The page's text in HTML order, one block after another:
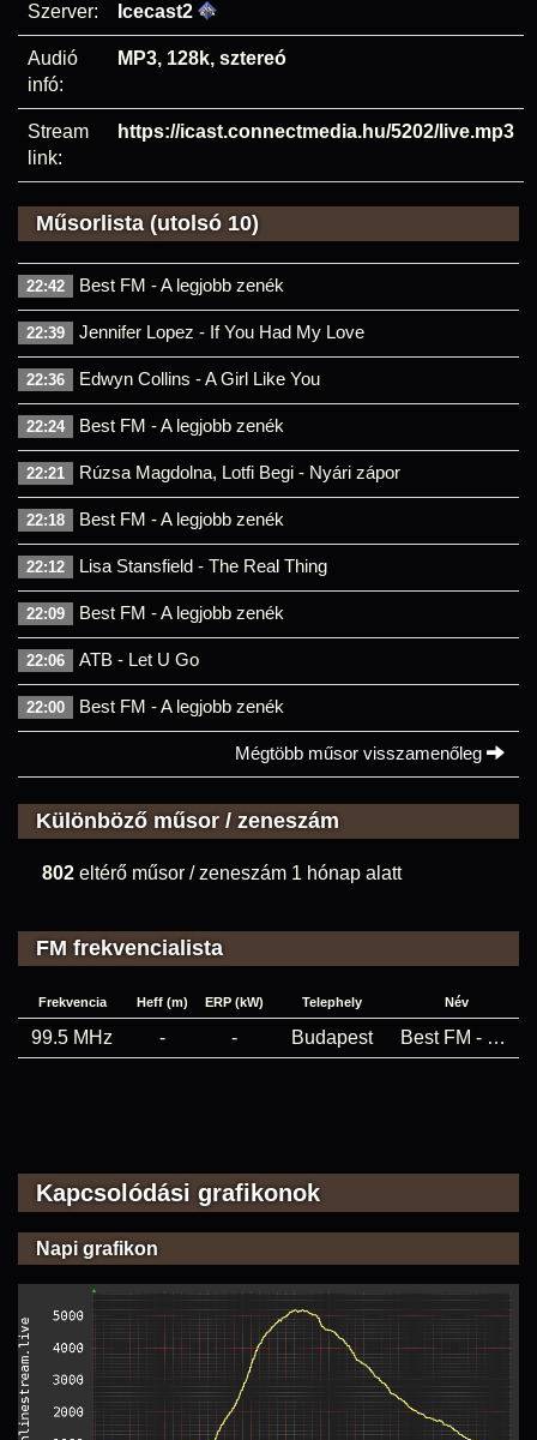
Szerver: Icecast2
Audió
infó:
MP3, 128k, sztereó
Stream
link:
https://icast.connectmedia.hu/5202/live.mp3
Műsorlista (utolsó 10)
22:42 Best FM - A legjobb zenék
22:39 Jennifer Lopez - If You Had My Love
22:36 Edwyn Collins - A Girl Like You
22:24 Best FM - A legjobb zenék
22:21 Rúzsa Magdolna, Lotfi Begi - Nyári zápor
22:18 Best FM - A legjobb zenék
22:12 Lisa Stansfield - The Real Thing
22:09 Best FM - A legjobb zenék
22:06 ATB - Let U Go
22:00 Best FM - A legjobb zenék
Mégtöbb műsor visszamenőleg
Különböző műsor / zeneszám
802 eltérő műsor / zeneszám 1 hónap alatt
FM frekvencialista
Frekvencia Heff (m) ERP (kW) Telephely Név
99.5 MHz - - Budapest Best FM - Budapest
Kapcsolódási grafikonok
Napi grafikon